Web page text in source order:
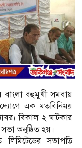
বহুমুখী সমবায়
এক মতবিনিময়
বিকাল ২ ঘটিকার
অনুষ্ঠিত হয়।
সভাপতি